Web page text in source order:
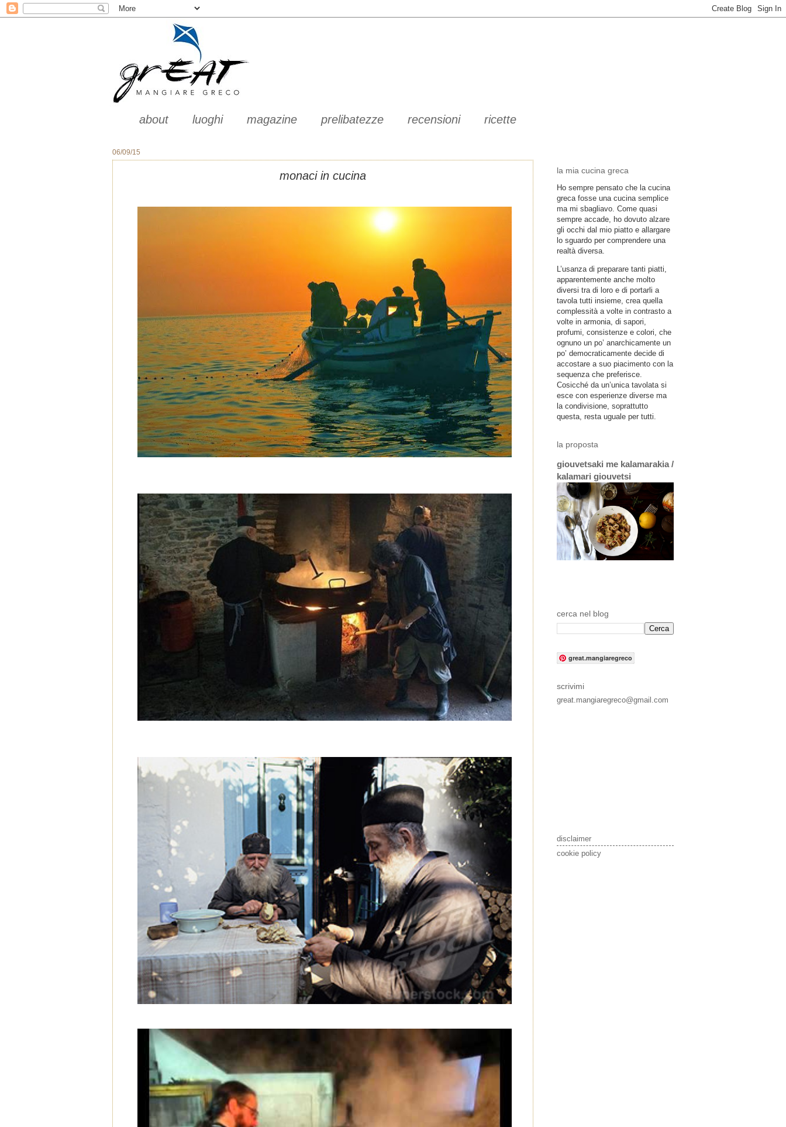
about luoghi magazine prelibatezze recensioni ricette
06/09/15
monaci in cucina la mia cucina greca
Ho sempre pensato che la cucina
greca fosse una cucina semplice
ma mi sbagliavo. Come quasi
sempre accade, ho dovuto alzare
gli occhi dal mio piatto e allargare
lo sguardo per comprendere una
realtà diversa.
L’usanza di preparare tanti piatti,
apparentemente anche molto
diversi tra di loro e di portarli a
tavola tutti insieme, crea quella
complessità a volte in contrasto a
volte in armonia, di sapori,
profumi, consistenze e colori, che
ognuno un po’ anarchicamente un
po’ democraticamente decide di
accostare a suo piacimento con la
sequenza che preferisce.
Cosicché da un’unica tavolata si
esce con esperienze diverse ma
la condivisione, soprattutto
questa, resta uguale per tutti.
la proposta
giouvetsaki me kalamarakia /
kalamari giouvetsi
cerca nel blog
great.mangiaregreco
scrivimi
great.mangiaregreco@gmail.com
disclaimer
cookie policy